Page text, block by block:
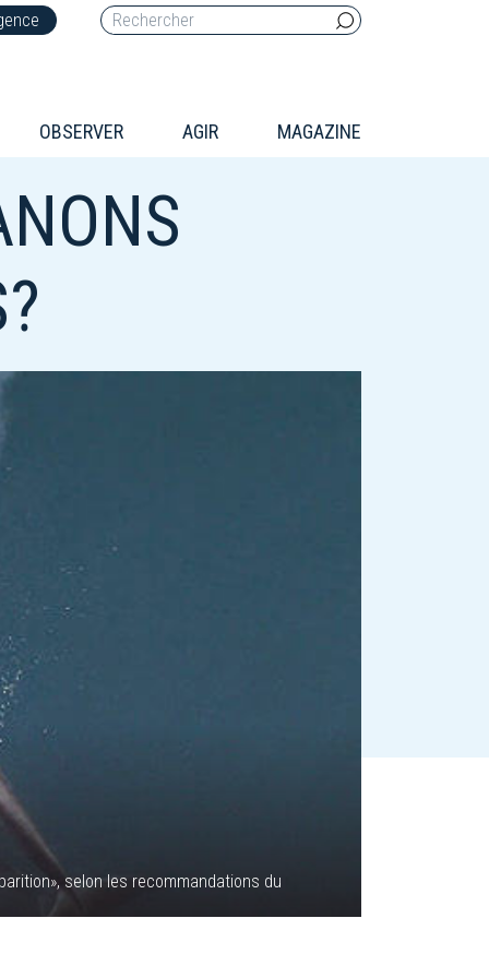
OBSERVER AGIR MAGAZINE
selon les recommandations du